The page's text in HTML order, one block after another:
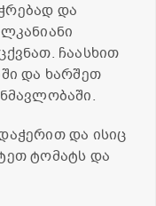
და
ჩაასხით
და ხარშეთ
და ისიც
ტომატს და